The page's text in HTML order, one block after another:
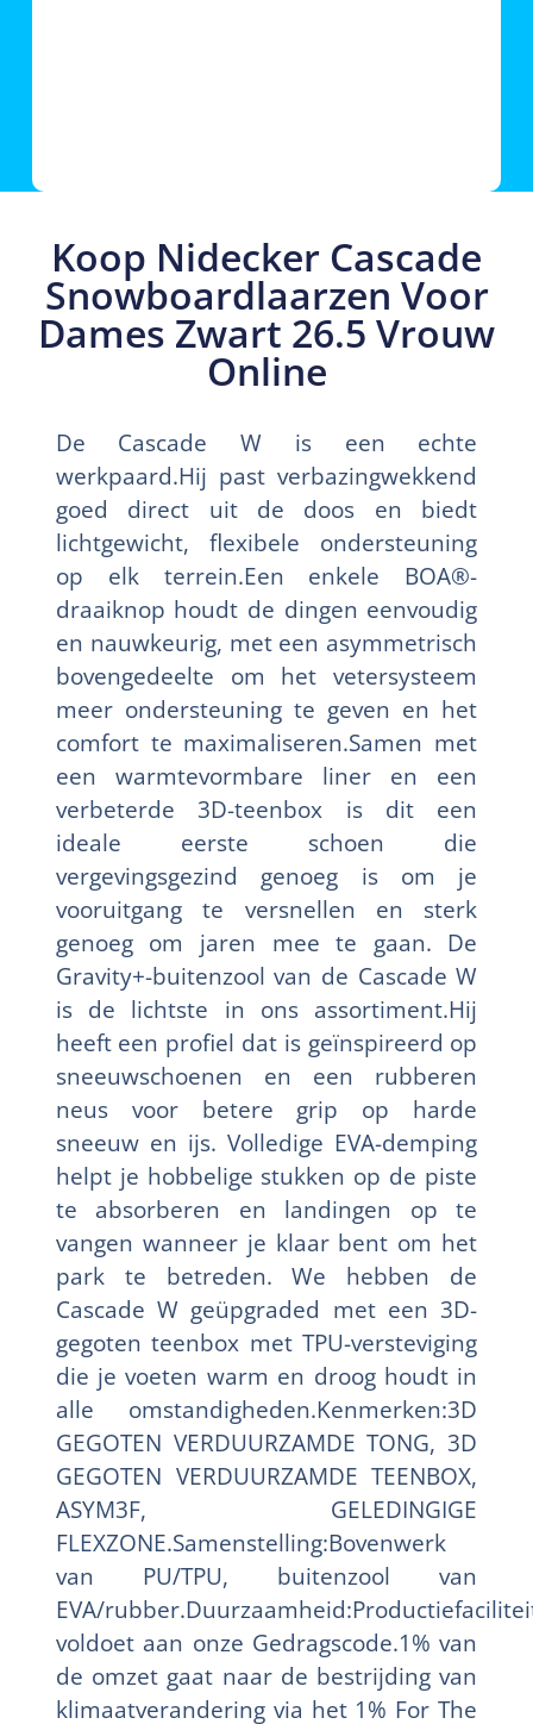
Koop Nidecker Cascade
Snowboardlaarzen Voor
Dames Zwart 26.5 Vrouw
Online
De Cascade W is een echte
werkpaard.Hij past verbazingwekkend
goed direct uit de doos en biedt
lichtgewicht, flexibele ondersteuning
op elk terrein.Een enkele BOA®-
draaiknop houdt de dingen eenvoudig
en nauwkeurig, met een asymmetrisch
bovengedeelte om het vetersysteem
meer ondersteuning te geven en het
comfort te maximaliseren.Samen met
een warmtevormbare liner en een
verbeterde 3D-teenbox is dit een
ideale eerste schoen die
vergevingsgezind genoeg is om je
vooruitgang te versnellen en sterk
genoeg om jaren mee te gaan. De
Gravity+-buitenzool van de Cascade W
is de lichtste in ons assortiment.Hij
heeft een profiel dat is geïnspireerd op
sneeuwschoenen en een rubberen
neus voor betere grip op harde
sneeuw en ijs. Volledige EVA-demping
helpt je hobbelige stukken op de piste
te absorberen en landingen op te
vangen wanneer je klaar bent om het
park te betreden. We hebben de
Cascade W geüpgraded met een 3D-
gegoten teenbox met TPU-versteviging
die je voeten warm en droog houdt in
alle omstandigheden.Kenmerken:3D
GEGOTEN VERDUURZAMDE TONG, 3D
GEGOTEN VERDUURZAMDE TEENBOX,
ASYM3F, GELEDINGIGE
FLEXZONE.Samenstelling:Bovenwerk
van PU/TPU, buitenzool van
EVA/
voldoet aan onze Gedragscode.1% van
de omzet gaat naar de bestrijding van
klimaatverandering via het 1% For The